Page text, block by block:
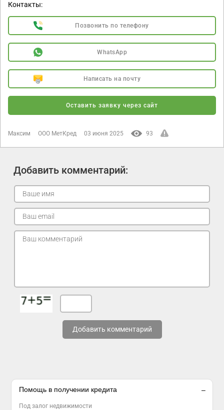
Контакты:
Позвонить по телефону
WhatsApp
Написать на почту
Оставить заявку через сайт
Максим ООО МетКред 03 июня 2025 93
Добавить комментарий:
Добавить комментарий
Помощь в получении кредита
Под залог недвижимости